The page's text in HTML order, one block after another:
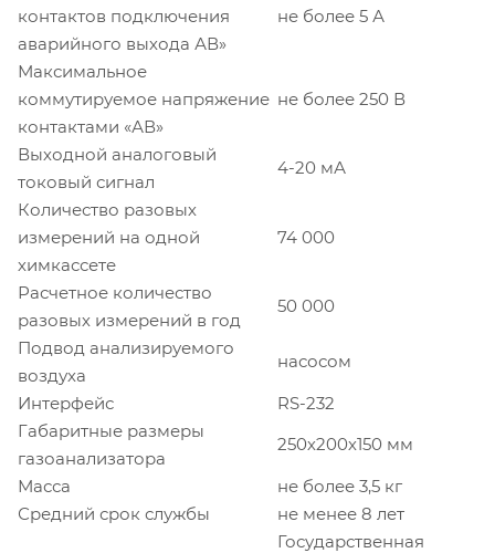
контактов подключения
аварийного выхода АВ»
не более 5 А
Максимальное
коммутируемое напряжение
контактами «АВ»
не более 250 В
Выходной аналоговый
токовый сигнал
4-20 мА
Количество разовых
измерений на одной
химкассете
74 000
Расчетное количество
разовых измерений в год
50 000
Подвод анализируемого
воздуха
насосом
Интерфейс
RS-232
Габаритные размеры
газоанализатора
250х200х150 мм
Масса
не более 3,5 кг
Средний срок службы
не менее 8 лет
Государственная